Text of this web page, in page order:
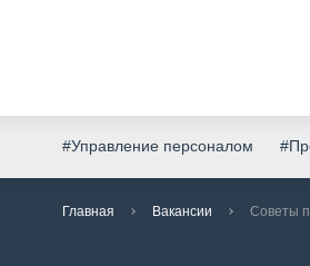
#Управление персоналом
Главная Вакансии Советы